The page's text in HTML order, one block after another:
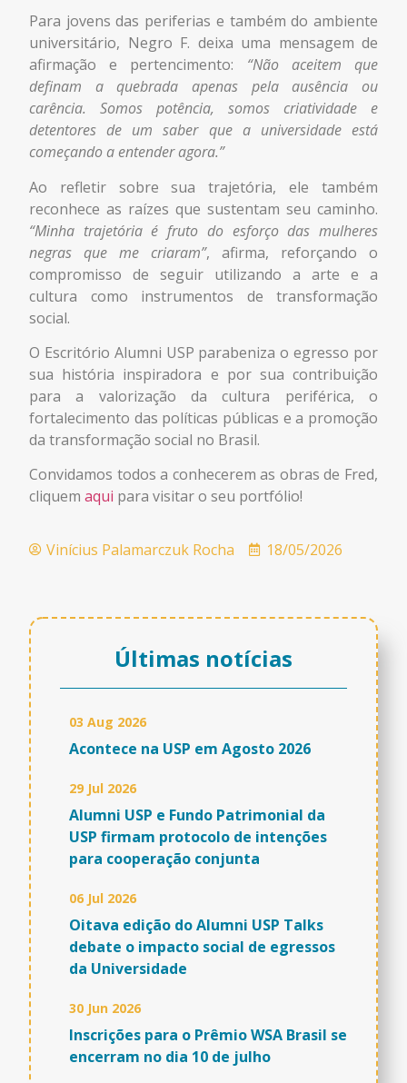
Para jovens das periferias e também do ambiente
universitário, Negro F. deixa uma mensagem de
afirmação e pertencimento: “Não aceitem que
definam a quebrada apenas pela ausência ou
carência. Somos potência, somos criatividade e
detentores de um saber que a universidade está
começando a entender agora.”
Ao refletir sobre sua trajetória, ele também
reconhece as raízes que sustentam seu caminho.
“Minha trajetória é fruto do esforço das mulheres
negras que me criaram”, afirma, reforçando o
compromisso de seguir utilizando a arte e a
cultura como instrumentos de transformação
social.
O Escritório Alumni USP parabeniza o egresso por
sua história inspiradora e por sua contribuição
para a valorização da cultura periférica, o
fortalecimento das políticas públicas e a promoção
da transformação social no Brasil.
Convidamos todos a conhecerem as obras de Fred,
cliquem aqui para visitar o seu portfólio!
Vinícius Palamarczuk Rocha 18/05/2026
Últimas notícias
03 Aug 2026
Acontece na USP em Agosto 2026
29 Jul 2026
Alumni USP e Fundo Patrimonial da
USP firmam protocolo de intenções
para cooperação conjunta
06 Jul 2026
Oitava edição do Alumni USP Talks
debate o impacto social de egressos
da Universidade
30 Jun 2026
Inscrições para o Prêmio WSA Brasil se
encerram no dia 10 de julho